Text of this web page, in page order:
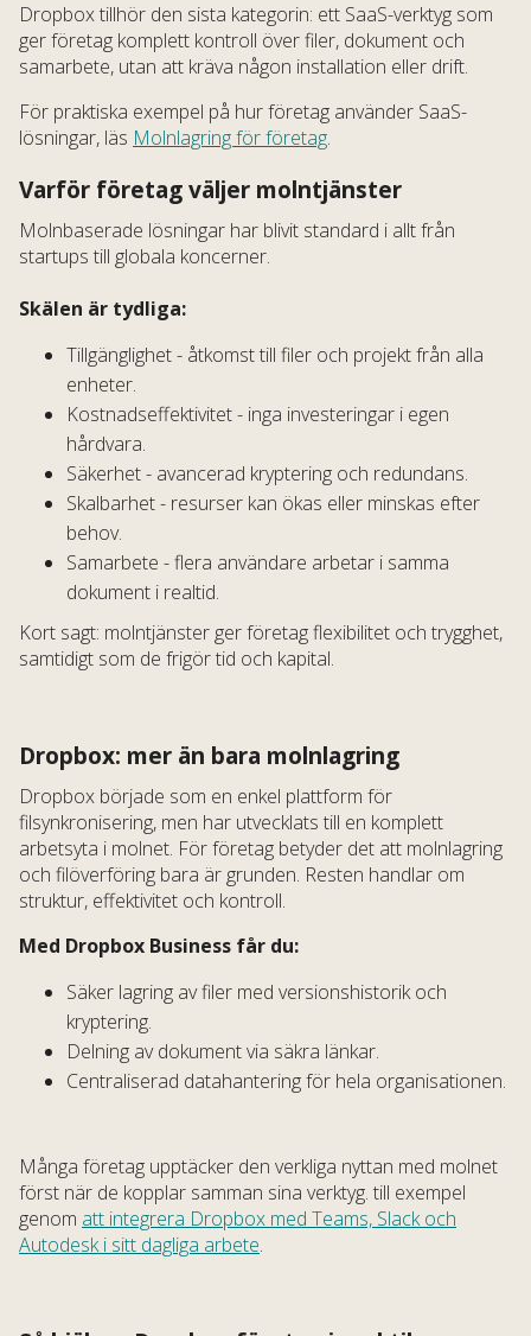
Dropbox tillhör den sista kategorin: ett SaaS-verktyg som
ger företag komplett kontroll över filer, dokument och
samarbete, utan att kräva någon installation eller drift.
För praktiska exempel på hur företag använder SaaS-
lösningar, läs Molnlagring för företag.
Varför företag väljer molntjänster
Molnbaserade lösningar har blivit standard i allt från
startups till globala koncerner.
Skälen är tydliga:
Tillgänglighet - åtkomst till filer och projekt från alla
enheter.
Kostnadseffektivitet - inga investeringar i egen
hårdvara.
Säkerhet - avancerad kryptering och redundans.
Skalbarhet - resurser kan ökas eller minskas efter
behov.
Samarbete - flera användare arbetar i samma
dokument i realtid.
Kort sagt: molntjänster ger företag flexibilitet och trygghet,
samtidigt som de frigör tid och kapital.
Dropbox: mer än bara molnlagring
Dropbox började som en enkel plattform för
filsynkronisering, men har utvecklats till en komplett
arbetsyta i molnet. För företag betyder det att molnlagring
och filöverföring bara är grunden. Resten handlar om
struktur, effektivitet och kontroll.
Med Dropbox Business får du:
Säker lagring av filer med versionshistorik och
kryptering.
Delning av dokument via säkra länkar.
Centraliserad datahantering för hela organisationen.
Många företag upptäcker den verkliga nyttan med molnet
först när de kopplar samman sina verktyg. till exempel
genom att integrera Dropbox med Teams, Slack och
Autodesk i sitt dagliga arbete.